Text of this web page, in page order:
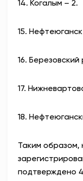
14. Когалым – 2.
15.
16.
17.
18.
Таким образом,
подтверждено